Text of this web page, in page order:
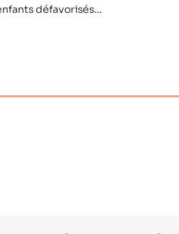
défavorisés…